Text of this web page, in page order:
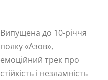
Випущена до 10-річчя
полку «Азов»,
емоційний трек про
стійкість і незламність